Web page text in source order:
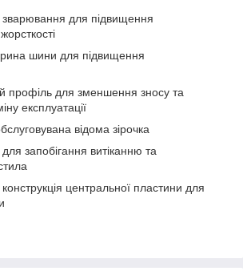
зварювання для підвищення
шини для підвищення
профіль для зменшення зносу та
експлуатації
відома зірочка
запобігання витіканню та
центральної пластини для